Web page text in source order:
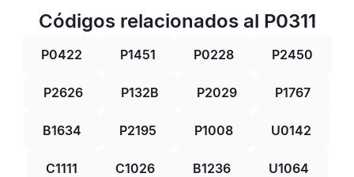
Códigos relacionados al P0311
P0422 P1451 P0228 P2450
P2626 P132B P2029 P1767
B1634 P2195 P1008 U0142
C1111 C1026 B1236 U1064